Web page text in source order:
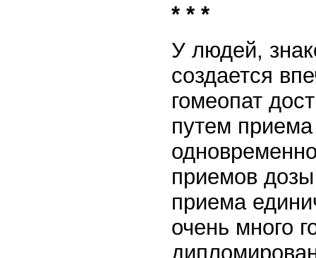
* * *
У людей,
создается
гомеопат
путем
приемов
приема
очень много